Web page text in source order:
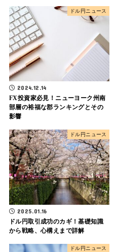
ドル円ニュース
2024.12.14
FX投資家必見！ニューヨーク州南
部層の裕福な郡ランキングとその
影響
ドル円ニュース
2025.01.16
ドル円取引成功のカギ！基礎知識
から戦略、心構えまで詳解
ドル円ニュース